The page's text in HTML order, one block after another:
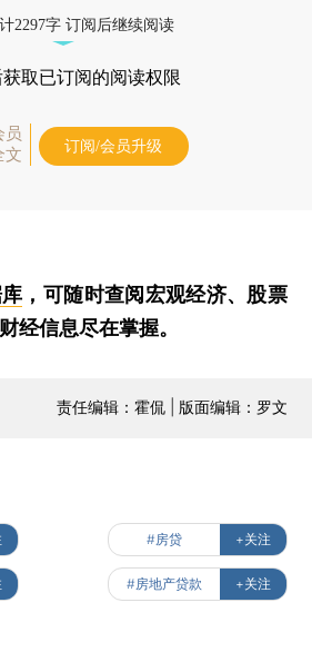
2297字 订阅后继续阅读
获取已订阅的阅读权限
员
文
订阅/会员升级
，可随时查阅宏观经济、股票
经信息尽在掌握。
责任编辑：霍侃 | 版面编辑：罗文
#房贷 +关注
#房地产贷款 +关注